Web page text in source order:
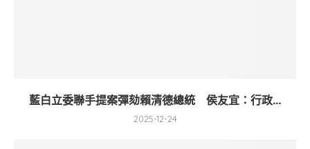
藍白立委聯手提案彈劾賴清德總統 侯友宜：行政...
2025-12-24